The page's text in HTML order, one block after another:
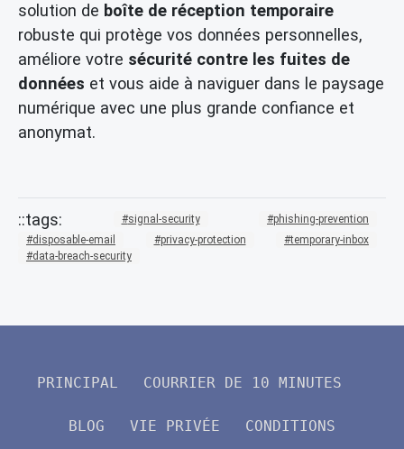
solution de boîte de réception temporaire
robuste qui protège vos données personnelles,
améliore votre sécurité contre les fuites de
données et vous aide à naviguer dans le paysage
numérique avec une plus grande confiance et
anonymat.
signal-security
phishing-prevention
disposable-email
privacy-protection
temporary-inbox
data-breach-security
PRINCIPAL COURRIER DE 10 MINUTES
BLOG VIE PRIVÉE CONDITIONS